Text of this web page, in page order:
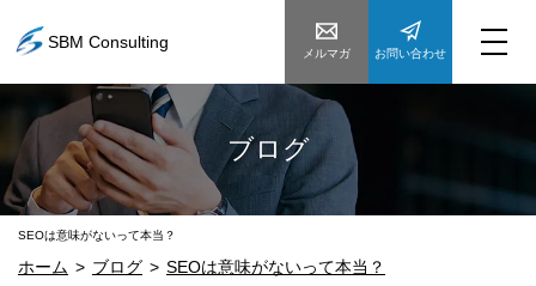
SBM Consulting
メルマガ お問い合わせ
ブログ
ホーム ブログ SEOは意味がないって本当？
SEOは意味がないって本当？